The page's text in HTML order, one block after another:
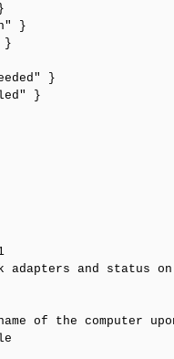
}
}
}
}
and status
of the computer